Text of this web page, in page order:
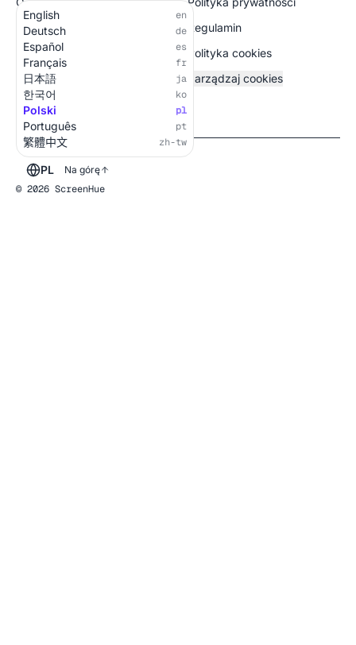
Wszystkie ekrany
Regulamin
Polityka cookies
Zarządzaj cookies
© 2026 ScreenHue
PL
English en
Deutsch de
Español es
Français fr
日本語 ja
한국어 ko
Polski pl
Português pt
繁體中文 zh-tw
Na górę